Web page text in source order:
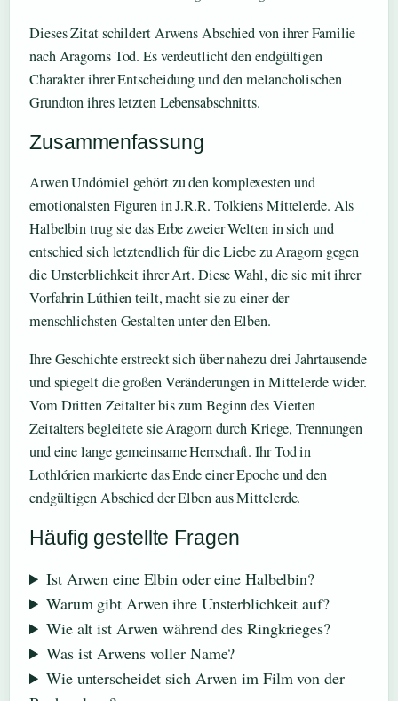
Dieses Zitat schildert Arwens Abschied von ihrer Familie
nach Aragorns Tod. Es verdeutlicht den endgültigen
Charakter ihrer Entscheidung und den melancholischen
Grundton ihres letzten Lebensabschnitts.
Zusammenfassung
Arwen Undómiel gehört zu den komplexesten und
emotionalsten Figuren in J.R.R. Tolkiens Mittelerde. Als
Halbelbin trug sie das Erbe zweier Welten in sich und
entschied sich letztendlich für die Liebe zu Aragorn gegen
die Unsterblichkeit ihrer Art. Diese Wahl, die sie mit ihrer
Vorfahrin Lúthien teilt, macht sie zu einer der
menschlichsten Gestalten unter den Elben.
Ihre Geschichte erstreckt sich über nahezu drei Jahrtausende
und spiegelt die großen Veränderungen in Mittelerde wider.
Vom Dritten Zeitalter bis zum Beginn des Vierten
Zeitalters begleitete sie Aragorn durch Kriege, Trennungen
und eine lange gemeinsame Herrschaft. Ihr Tod in
Lothlórien markierte das Ende einer Epoche und den
endgültigen Abschied der Elben aus Mittelerde.
Häufig gestellte Fragen
Ist Arwen eine Elbin oder eine Halbelbin?
Warum gibt Arwen ihre Unsterblichkeit auf?
Wie alt ist Arwen während des Ringkrieges?
Was ist Arwens voller Name?
Wie unterscheidet sich Arwen im Film von der